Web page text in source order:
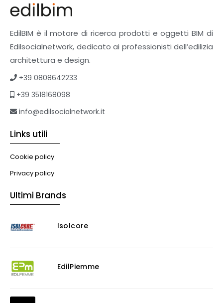
EdilBIM è il motore di ricerca prodotti e oggetti BIM di
Edilsocialnetwork, dedicato ai professionisti dell’edilizia
architettura e design.
+39 0808642233
+39 3518168098
info@edilsocialnetwork.it
Links utili
Cookie policy
Privacy policy
Ultimi Brands
Isolcore
EdilPiemme